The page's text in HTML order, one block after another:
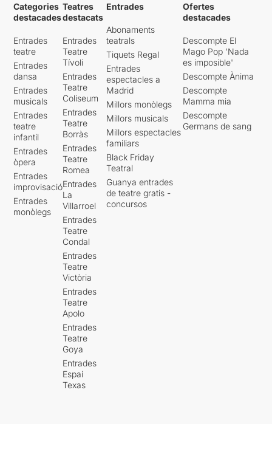
Categories
destacades
Entrades
teatre
Entrades
dansa
Entrades
musicals
Entrades
teatre
infantil
Entrades
òpera
Entrades
improvisació
Entrades
monòlegs
Teatres
destacats
Entrades
Teatre
Tívoli
Entrades
Teatre
Coliseum
Entrades
Teatre
Borràs
Entrades
Teatre
Romea
Entrades
La
Villarroel
Entrades
Teatre
Condal
Entrades
Teatre
Victòria
Entrades
Teatre
Apolo
Entrades
Teatre
Goya
Entrades
Espai
Texas
Entrades
Abonaments
teatrals
Tiquets Regal
Entrades
espectacles a
Madrid
Millors monòlegs
Millors musicals
Millors espectacles
familiars
Black Friday
Teatral
Guanya entrades
de teatre gratis -
concursos
Ofertes
destacades
Descompte El
Mago Pop 'Nada
es imposible'
Descompte Ànima
Descompte
Mamma mia
Descompte
Germans de sang